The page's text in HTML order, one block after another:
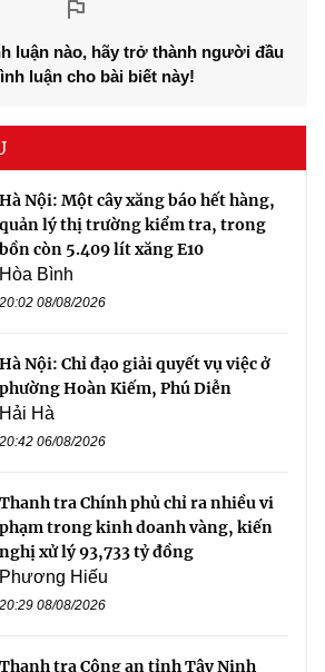
luận nào, hãy trở thành người đầu
luận cho bài biết này!
Hà Nội: Một cây xăng báo hết hàng,
quản lý thị trường kiểm tra, trong
bồn còn 5.409 lít xăng E10
Hòa Bình
20:02 08/08/2026
Hà Nội: Chỉ đạo giải quyết vụ việc ở
phường Hoàn Kiếm, Phú Diễn
Hải Hà
20:42 06/08/2026
Thanh tra Chính phủ chỉ ra nhiều vi
phạm trong kinh doanh vàng, kiến
nghị xử lý 93,733 tỷ đồng
Phương Hiếu
20:29 08/08/2026
Thanh tra Công an tỉnh Tây Ninh